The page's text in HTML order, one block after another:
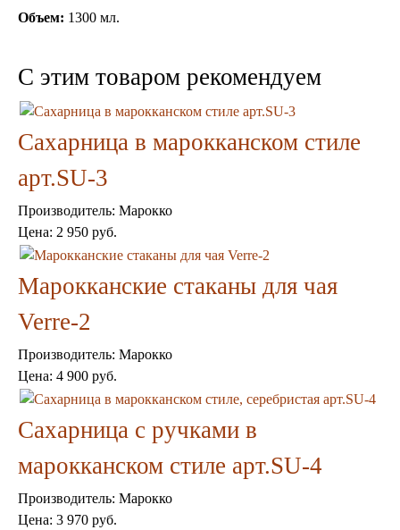
Светильники в хамам
Светильники для кафе и ресторанов
Светильники дизайнерские
Светильники Лофт
Светильники с цепочками
Люстры для мечети
Фонари
Абажуры
Комоды и тумбы
Консоли
Ширмы
Обеденные группы
Уход за мебелью
Светильники для хамама
Кувшины и чаши в хамам
Раковины латунные и медные
Медные тазы и ведра
Объем: 1300 мл.
C этим товаром рекомендуем
Сахарница в марокканском стиле
арт.SU-3
Производитель: Марокко
Цена: 2 950 руб.
Марокканские стаканы для чая
Verre-2
Производитель: Марокко
Цена: 4 900 руб.
Сахарница с ручками в
марокканском стиле арт.SU-4
Производитель: Марокко
Цена: 3 970 руб.